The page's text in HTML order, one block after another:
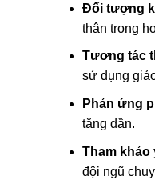
Đối tượng
thận trọng
Tương tác
sử dụng
Phản ứng
tăng dần.
Tham khảo
đội ngũ